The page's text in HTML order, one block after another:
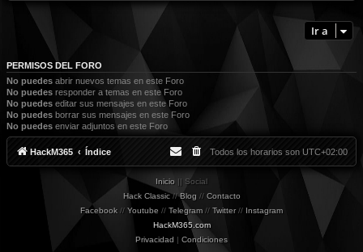
Ir a
PERMISOS DEL FORO
No puedes abrir nuevos temas en este Foro
No puedes responder a temas en este Foro
No puedes editar sus mensajes en este Foro
No puedes borrar sus mensajes en este Foro
No puedes enviar adjuntos en este Foro
HackM365 Índice Todos los horarios son UTC+02:00
Inicio || Social
Hack Classic//Blog // Contacto
Facebook // Youtube // Telegram // Twitter// Instagram
HackM365.com
Privacidad | Condiciones